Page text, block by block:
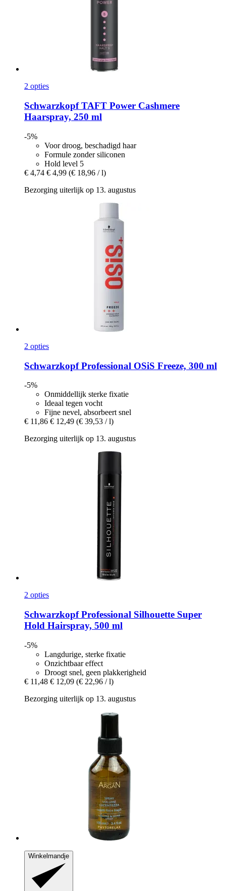
2 opties
SchwarzkopfTAFT Power Cashmere
Haarspray, 250 ml
-5%
Voor droog, beschadigd haar
Formule zonder siliconen
Hold level 5
€ 4,74 € 4,99 (€ 18,96 / l)
Bezorging uiterlijk op 13. augustus
2 opties
Schwarzkopf Professional OSiS Freeze, 300 ml
-5%
Onmiddellijk sterke fixatie
Ideaal tegen vocht
Fijne nevel, absorbeert snel
€ 11,86 € 12,49 (€ 39,53 / l)
Bezorging uiterlijk op 13. augustus
2 opties
Schwarzkopf Professional Silhouette Super
Hold Hairspray, 500 ml
-5%
Langdurige, sterke fixatie
Onzichtbaar effect
Droogt snel, geen plakkerigheid
€ 11,48 € 12,09 (€ 22,96 / l)
Bezorging uiterlijk op 13. augustus
Winkelmandje